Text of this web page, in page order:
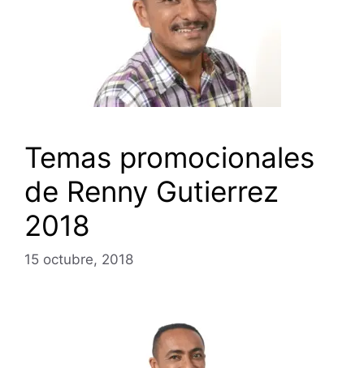
Temas promocionales
de Renny Gutierrez
2018
15 octubre, 2018